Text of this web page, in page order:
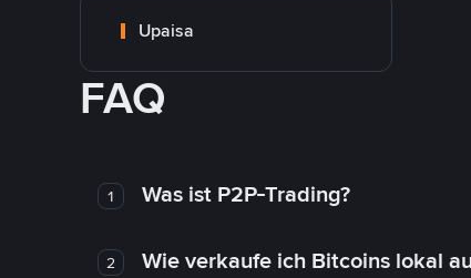
Upaisa
FAQ
1 Was ist P2P-Trading?
2 Wie verkaufe ich Bitcoins lokal